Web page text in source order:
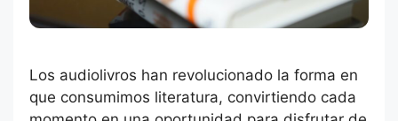
Los audiolivros han revolucionado la forma en
que consumimos literatura, convirtiendo cada